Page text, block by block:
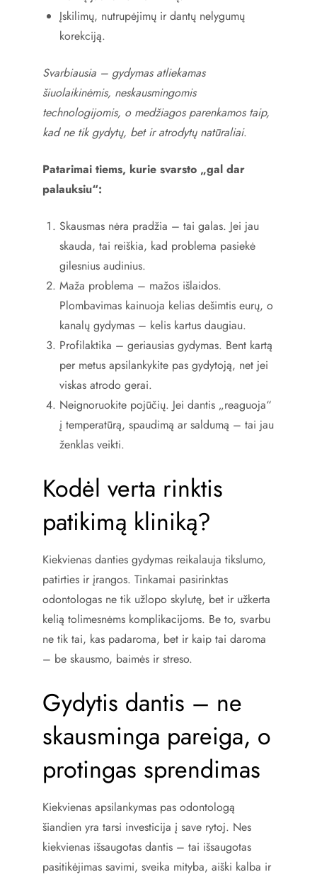
Įskilimų, nutrupėjimų ir dantų nelygumų
korekciją.
Svarbiausia – gydymas atliekamas
šiuolaikinėmis, neskausmingomis
technologijomis, o medžiagos parenkamos taip,
kad ne tik gydytų, bet ir atrodytų natūraliai.
Patarimai tiems, kurie svarsto „gal dar
palauksiu“:
Skausmas nėra pradžia – tai galas. Jei jau
skauda, tai reiškia, kad problema pasiekė
gilesnius audinius.
Maža problema – mažos išlaidos.
Plombavimas kainuoja kelias dešimtis eurų, o
kanalų gydymas – kelis kartus daugiau.
Profilaktika – geriausias gydymas. Bent kartą
per metus apsilankykite pas gydytoją, net jei
viskas atrodo gerai.
Neignoruokite pojūčių. Jei dantis „reaguoja“
į temperatūrą, spaudimą ar saldumą – tai jau
ženklas veikti.
Kodėl verta rinktis
patikimą kliniką?
Kiekvienas danties gydymas reikalauja tikslumo,
patirties ir įrangos. Tinkamai pasirinktas
odontologas ne tik užlopo skylutę, bet ir užkerta
kelią tolimesnėms komplikacijoms. Be to, svarbu
ne tik tai, kas padaroma, bet ir kaip tai daroma
– be skausmo, baimės ir streso.
Gydytis dantis – ne
skausminga pareiga, o
protingas sprendimas
Kiekvienas apsilankymas pas odontologą
šiandien yra tarsi investicija į save rytoj. Nes
kiekvienas išsaugotas dantis – tai išsaugotas
pasitikėjimas savimi, sveika mityba, aiški kalba ir